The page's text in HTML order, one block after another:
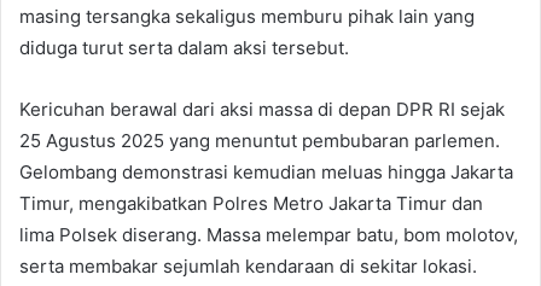
masing tersangka sekaligus memburu pihak lain yang
diduga turut serta dalam aksi tersebut.
Kericuhan berawal dari aksi massa di depan DPR RI sejak
25 Agustus 2025 yang menuntut pembubaran parlemen.
Gelombang demonstrasi kemudian meluas hingga Jakarta
Timur, mengakibatkan Polres Metro Jakarta Timur dan
lima Polsek diserang. Massa melempar batu, bom molotov,
serta membakar sejumlah kendaraan di sekitar lokasi.